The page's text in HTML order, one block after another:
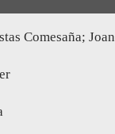
Comesaña;